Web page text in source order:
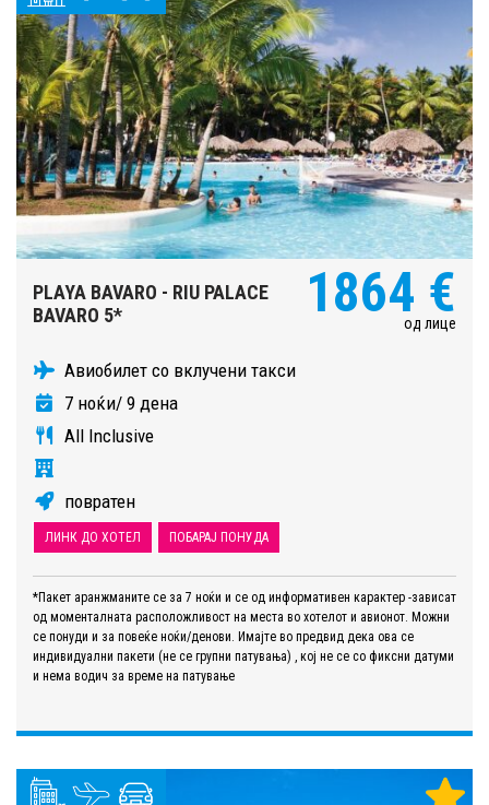
PLAYA BAVARO - RIU PALACE
BAVARO 5*
1864 €
од лице
Авиобилет со вклучени такси
7 ноќи/ 9 дена
All Inclusive
повратен
ЛИНК ДО ХОТЕЛ ПОБАРАЈ ПОНУДА
*Пакет аранжманите се за 7 ноќи и се од информативен карактер -зависат
од моменталната расположливост на места во хотелот и авионот. Можни
се понуди и за повеќе ноќи/денови. Имајте во предвид дека ова се
индивидуални пакети (не се групни патувања) , кој не се со фиксни датуми
и нема водич за време на патување